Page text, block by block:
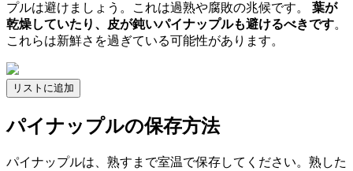
プルは避けましょう。これは過熟や腐敗の兆候です。 葉が
乾燥していたり、皮が鈍いパイナップルも避けるべきです。
これらは新鮮さを過ぎている可能性があります。
リストに追加
パイナップルの保存方法
パイナップルは、熟すまで室温で保存してください。熟した